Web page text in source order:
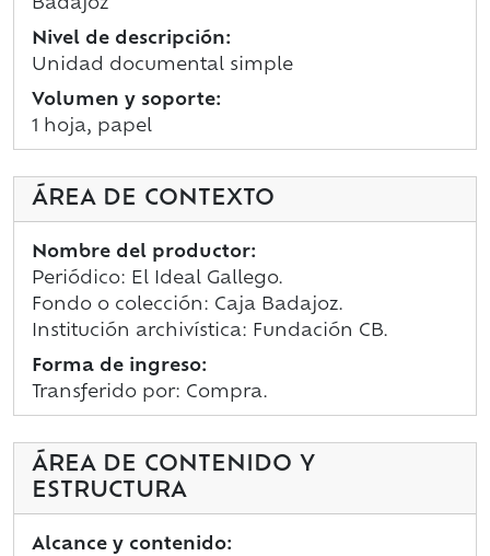
Badajoz
Nivel de descripción:
Unidad documental simple
Volumen y soporte:
1 hoja, papel
ÁREA DE CONTEXTO
Nombre del productor:
Periódico: El Ideal Gallego.
Fondo o colección: Caja Badajoz.
Institución archivística: Fundación CB.
Forma de ingreso:
Transferido por: Compra.
ÁREA DE CONTENIDO Y
ESTRUCTURA
Alcance y contenido: